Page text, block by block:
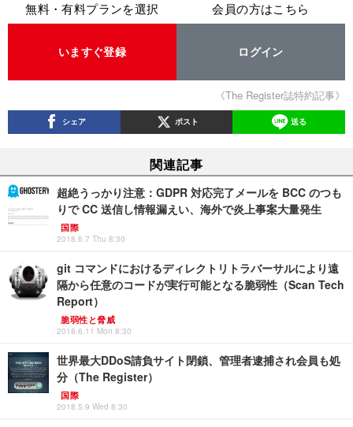
無料・有料プランを選択
いますぐ登録
会員の方はこちら
ログイン
《The Register誌特約記事》
シェア ポスト 送る
関連記事
超絶うっかり注意：GDPR 対応完了メールを BCC のつも
りで CC 送信し情報漏えい、海外で炎上事案大量発生
国際
2018.6.7 Thu 8:30
git コマンドにおけるディレクトリトラバーサルにより遠
隔から任意のコードが実行可能となる脆弱性（Scan Tech
Report）
脆弱性と脅威
2018.6.11 Mon 8:30
世界最大DDoS請負サイト閉鎖、管理者逮捕され会員も処
分（The Register）
国際
2018.5.9 Wed 8:30